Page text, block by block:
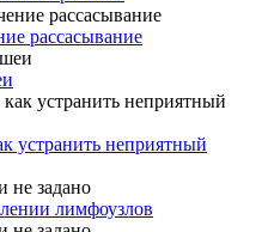
рассасывание
устранить неприятный
лимфоузлов